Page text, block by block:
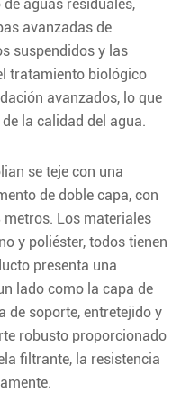
aguas residuales,
avanzadas de
suspendidos y las
tratamiento biológico
avanzados, lo que
la calidad del agua.
se teje con una
de doble capa, con
Los materiales
y poliéster, todos tienen
presenta una
lado como la capa de
de soporte, entretejido y
robusto proporcionado
filtrante, la resistencia